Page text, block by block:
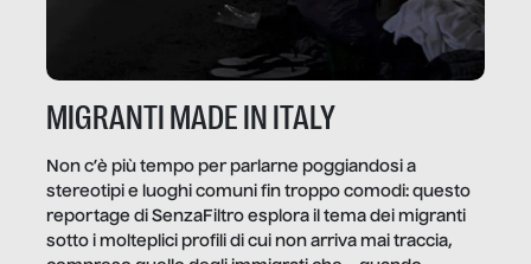
MIGRANTI MADE IN ITALY
Non c’è più tempo per parlarne poggiandosi a
stereotipi e luoghi comuni fin troppo comodi: questo
reportage di SenzaFiltro esplora il tema dei migranti
sotto i molteplici profili di cui non arriva mai traccia,